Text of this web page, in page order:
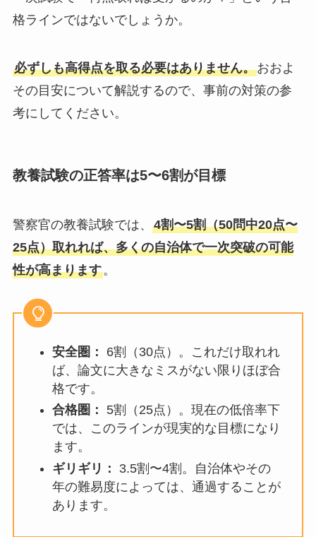
格ラインではないでしょうか。
必ずしも高得点を取る必要はありません。おおよ
その目安について解説するので、事前の対策の参
考にしてください。
教養試験の正答率は5〜6割が目標
警察官の教養試験では、 4割〜5割（50問中20点〜
25点）取れれば、多くの自治体で一次突破の可能
性が高まります。
安全圏：
6割（30点）。これだけ取れれ
ば、論文に大きなミスがない限りほぼ合
格です。
合格圏：
5割（25点）。現在の低倍率下
では、このラインが現実的な目標になり
ます。
ギリギリ：
3.5割〜4割。自治体やその
年の難易度によっては、通過することが
あります。